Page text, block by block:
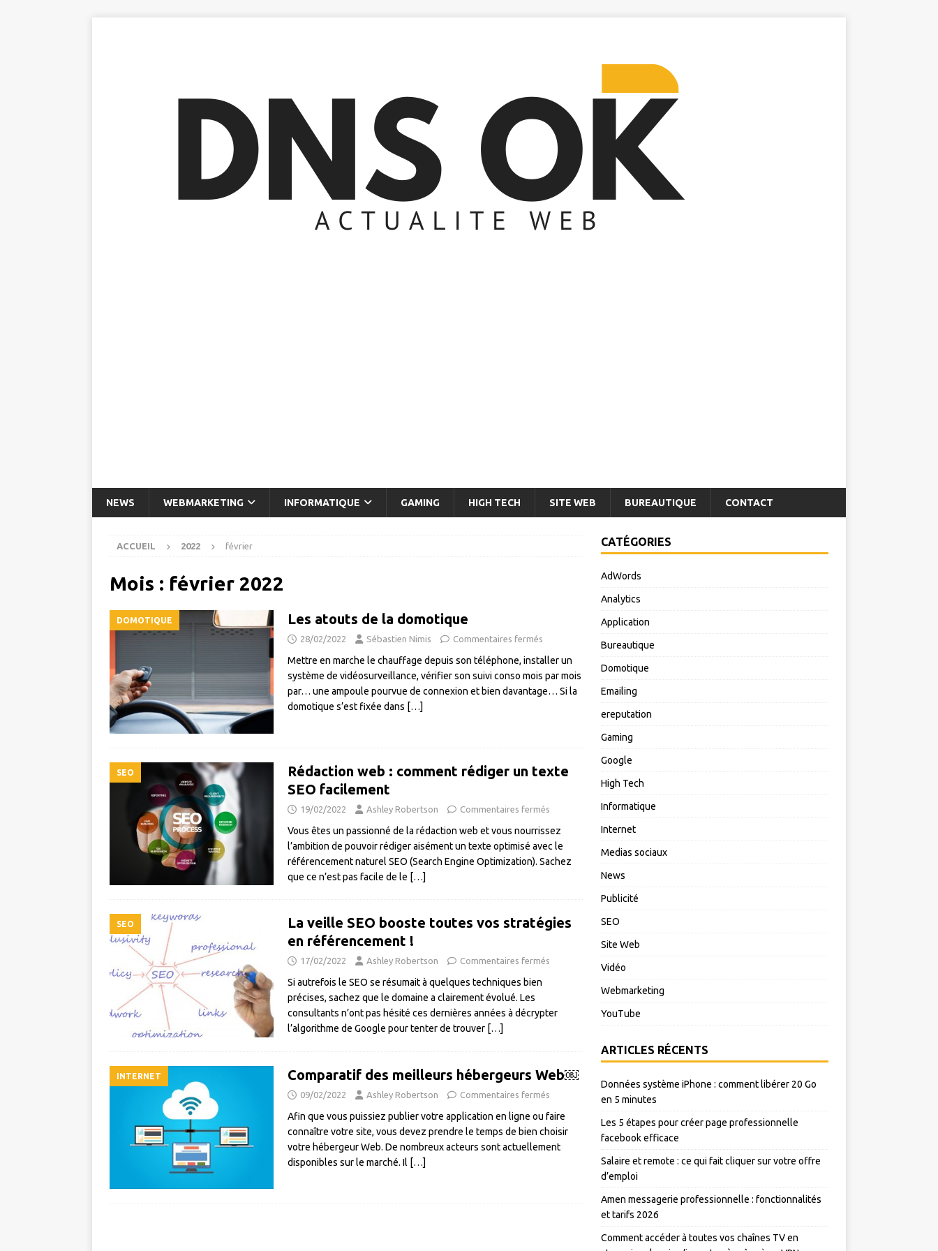
NEWS WEBMARKETING INFORMATIQUE GAMING HIGH TECH SITE WEB BUREAUTIQUE CONTACT
ACCUEIL 2022 février
Mois : février 2022
DOMOTIQUE Les atouts de la domotique
28/02/2022 Sébastien Nimis Commentaires fermés
Mettre en marche le chauffage depuis son téléphone, installer un
système de vidéosurveillance, vérifier son suivi conso mois par mois
par… une ampoule pourvue de connexion et bien davantage… Si la
domotique s’est fixée dans […]
SEO
Rédaction web : comment rédiger un texte
SEO facilement
19/02/2022 Ashley Robertson Commentaires fermés
Vous êtes un passionné de la rédaction web et vous nourrissez
l’ambition de pouvoir rédiger aisément un texte optimisé avec le
référencement naturel SEO (Search Engine Optimization). Sachez
que ce n’est pas facile de le […]
SEO
La veille SEO booste toutes vos stratégies
en référencement !
17/02/2022 Ashley Robertson Commentaires fermés
Si autrefois le SEO se résumait à quelques techniques bien
précises, sachez que le domaine a clairement évolué. Les
consultants n’ont pas hésité ces dernières années à décrypter
l’algorithme de Google pour tenter de trouver […]
INTERNET Comparatif des meilleurs hébergeurs Web￼
09/02/2022 Ashley Robertson Commentaires fermés
Afin que vous puissiez publier votre application en ligne ou faire
connaître votre site, vous devez prendre le temps de bien choisir
votre hébergeur Web. De nombreux acteurs sont actuellement
disponibles sur le marché. Il […]
CATÉGORIES
AdWords
Analytics
Application
Bureautique
Domotique
Emailing
ereputation
Gaming
Google
High Tech
Informatique
Internet
Medias sociaux
News
Publicité
SEO
Site Web
Vidéo
Webmarketing
YouTube
ARTICLES RÉCENTS
Données système iPhone : comment libérer 20 Go
en 5 minutes
Les 5 étapes pour créer page professionnelle
facebook efficace
Salaire et remote : ce qui fait cliquer sur votre offre
d’emploi
Amen messagerie professionnelle : fonctionnalités
et tarifs 2026
Comment accéder à toutes vos chaînes TV en